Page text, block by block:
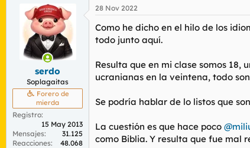
m
e
i
n
i
c
i
o
serdo
Soplagaitas
Forero de
mierda
Registro
15 May 2013
Mensajes
31.125
Reacciones
48.068
28 Nov 2022
Como he dicho en el hilo de los
todo junto aquí.
Resulta que en mi clase somos
ucranianas en la veintena, todo
Se podría hablar de lo listos que
La cuestión es que hace poco
como Biblia. Y resulta que fue mal